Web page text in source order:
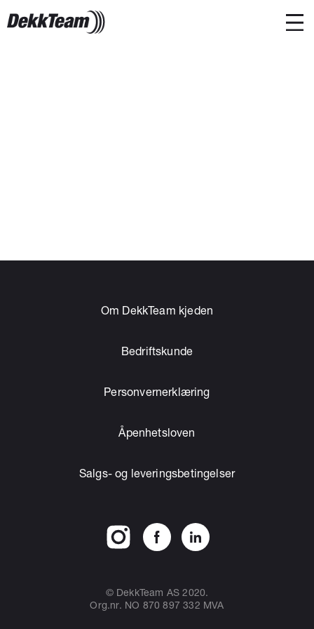
Om DekkTeam kjeden
Bedriftskunde
Personvernerklæring
Åpenhetsloven
Salgs- og leveringsbetingelser
© DekkTeam AS 2020.
Org.nr. NO 870 897 332 MVA